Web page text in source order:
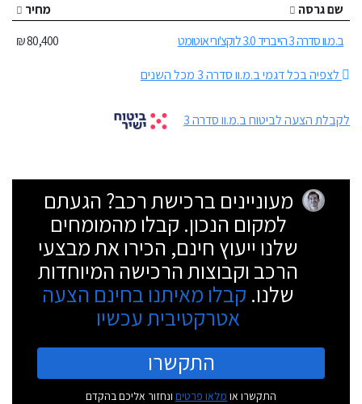
שם גרסה
מחיר
ב.מ.וו סדרה 3 הייבריד 3.0 לוקצ'ורי אוטומט
80,400 ₪
לצפיה בכל דגמי ב.מ.וו סדרה 3 מכל השנים
לקבלת הצעה לביטוח ב.מ.וו סדרה 3
מעוניינים ברכישת רכב? הגעתם
למקום הנכון. קבלו מהמומחים
שלנו ייעוץ חינם, הכירו את מבצעי
הרכב וקבוצות הרכישה המיוחדות
שלנו. קבלו מאיתנו בחינם הצעה
אטרקטיבית עכשיו
התקשרו
התקשרו או מלאו פרטים ונחזור אליכם בהקדם